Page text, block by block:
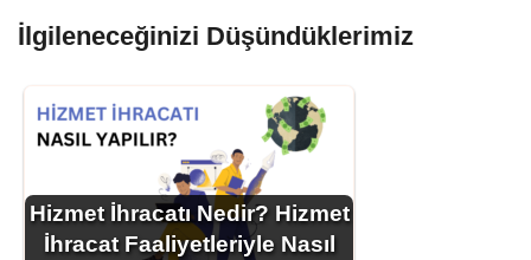
İlgileneceğinizi Düşündüklerimiz
Hizmet İhracatı Nedir? Hizmet
İhracat Faaliyetleriyle Nasıl